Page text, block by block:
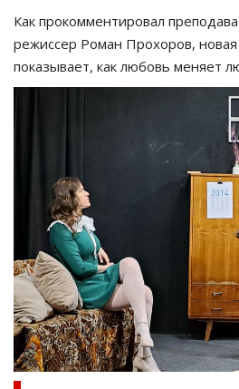
Как прокомментировал
режиссер Роман Прохоров, новая
показывает, как любовь меняет